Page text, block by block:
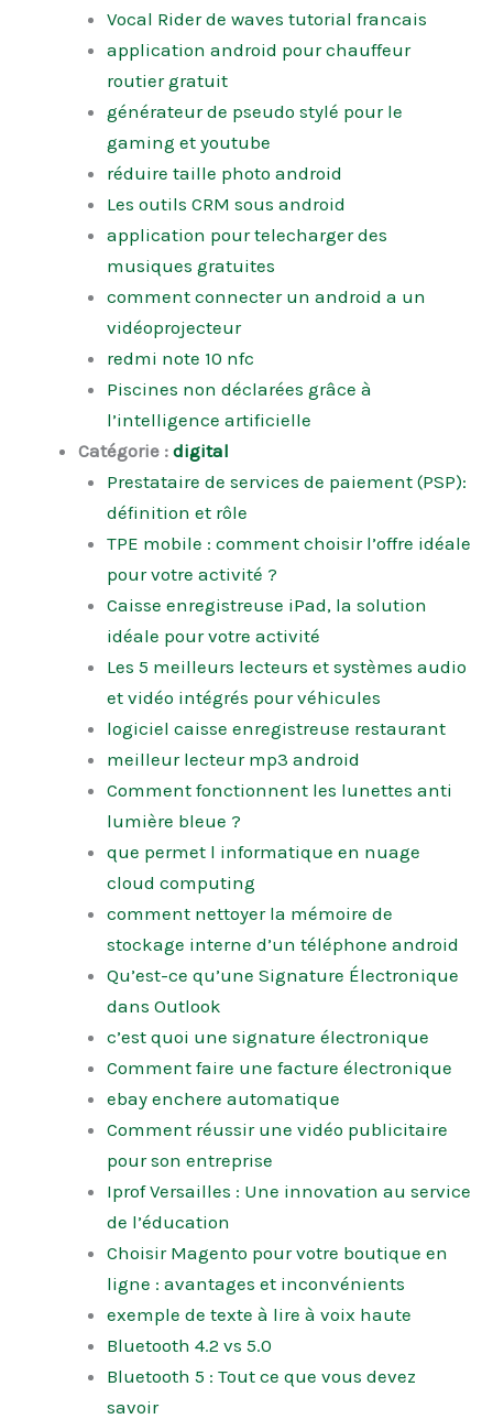
Vocal Rider de waves tutorial francais
application android pour chauffeur
routier gratuit
générateur de pseudo stylé pour le
gaming et youtube
réduire taille photo android
Les outils CRM sous android
application pour telecharger des
musiques gratuites
comment connecter un android a un
vidéoprojecteur
redmi note 10 nfc
Piscines non déclarées grâce à
l’intelligence artificielle
Catégorie : digital
Prestataire de services de paiement (PSP):
définition et rôle
TPE mobile : comment choisir l’offre idéale
pour votre activité ?
Caisse enregistreuse iPad, la solution
idéale pour votre activité
Les 5 meilleurs lecteurs et systèmes audio
et vidéo intégrés pour véhicules
logiciel caisse enregistreuse restaurant
meilleur lecteur mp3 android
Comment fonctionnent les lunettes anti
lumière bleue ?
que permet l informatique en nuage
cloud computing
comment nettoyer la mémoire de
stockage interne d’un téléphone android
Qu’est-ce qu’une Signature Électronique
dans Outlook
c’est quoi une signature électronique
Comment faire une facture électronique
ebay enchere automatique
Comment réussir une vidéo publicitaire
pour son entreprise
Iprof Versailles : Une innovation au service
de l’éducation
Choisir Magento pour votre boutique en
ligne : avantages et inconvénients
exemple de texte à lire à voix haute
Bluetooth 4.2 vs 5.0
Bluetooth 5 : Tout ce que vous devez
savoir